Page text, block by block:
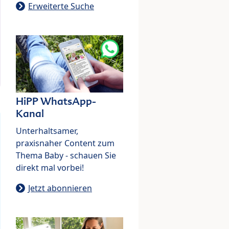
Erweiterte Suche
HiPP WhatsApp-
Kanal
Unterhaltsamer,
praxisnaher Content zum
Thema Baby - schauen Sie
direkt mal vorbei!
Jetzt abonnieren